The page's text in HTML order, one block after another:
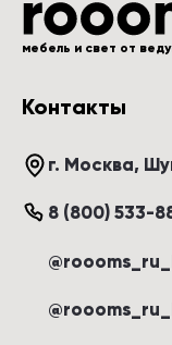
мебель и свет от
Контакты
г. Москва,
8 (800) 533-